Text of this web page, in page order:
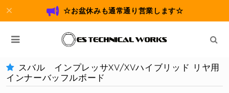
☆お盆休みも通常通り営業します☆
スバル インプレッサXV/XVハイブリッド リヤ用
インナーバッフルボード